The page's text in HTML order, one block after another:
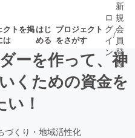
クトを掲
は
はじ
める
プロジェクト
をさがす
ロ募集終了が近いプ
ロ
グ
イ
ン
/
新
規
会
員
登
録
ーを作って、神
くための資金を
！
づくり・地域活性化